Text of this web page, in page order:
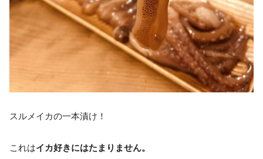
スルメイカの一本漬け！
これはイカ好きにはたまりません。